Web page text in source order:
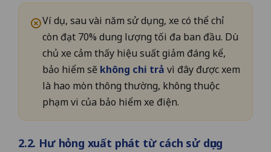
Ví dụ, sau vài năm sử dụng, xe có thể chỉ
còn đạt 70% dung lượng tối đa ban đầu. Dù
chủ xe cảm thấy hiệu suất giảm đáng kể,
bảo hiểm sẽ không chi trả vì đây được xem
là hao mòn thông thường, không thuộc
phạm vi của bảo hiểm xe điện.
2.2. Hư hỏng xuất phát từ cách sử dụng